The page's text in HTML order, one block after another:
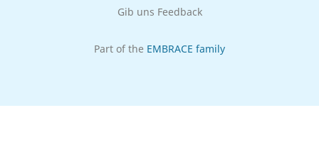
Gib uns Feedback
Part of the EMBRACE family